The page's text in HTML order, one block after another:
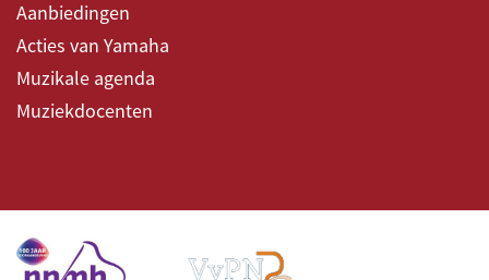
Aanbiedingen
Acties van Yamaha
Muzikale agenda
Muziekdocenten